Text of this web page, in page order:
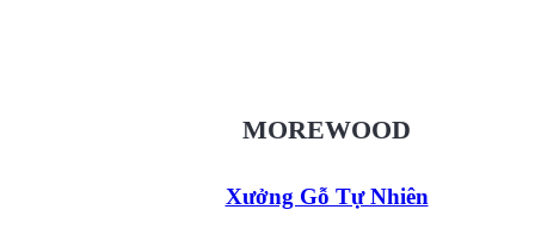
MOREWOOD
Xưởng Gỗ Tự Nhiên